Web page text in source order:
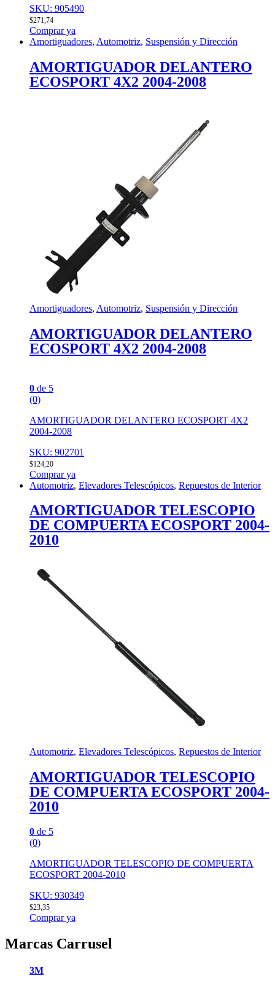
SKU: 905490
$271,74
Comprar ya
Amortiguadores, Automotriz, Suspensión y Dirección
AMORTIGUADOR DELANTERO
ECOSPORT 4X2 2004-2008
Amortiguadores, Automotriz, Suspensión y Dirección
AMORTIGUADOR DELANTERO
ECOSPORT 4X2 2004-2008
0 de 5
(0)
AMORTIGUADOR DELANTERO ECOSPORT 4X2
2004-2008
SKU: 902701
$124,20
Comprar ya
Automotriz, Elevadores Telescópicos, Repuestos de Interior
AMORTIGUADOR TELESCOPIO
DE COMPUERTA ECOSPORT 2004-
2010
Automotriz, Elevadores Telescópicos, Repuestos de Interior
AMORTIGUADOR TELESCOPIO
DE COMPUERTA ECOSPORT 2004-
2010
0 de 5
(0)
AMORTIGUADOR TELESCOPIO DE COMPUERTA
ECOSPORT 2004-2010
SKU: 930349
$23,35
Comprar ya
Marcas Carrusel
3M